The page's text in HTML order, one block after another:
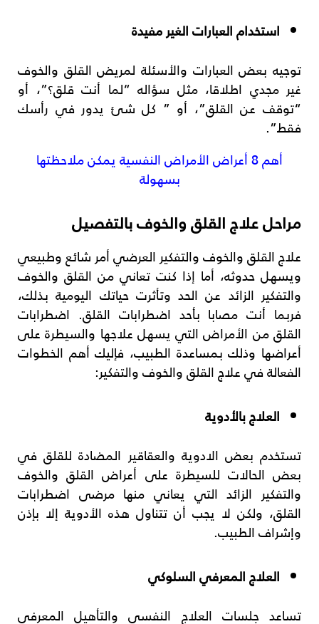
استخدام العبارات الغير مفيدة
توجيه بعض العبارات والأسئلة لمريض القلق والخوف
غير مجدي اطلاقا، مثل سؤاله “لما أنت قلق؟”، أو
“توقف عن القلق”، أو ” كل شئ يدور في رأسك
فقط”.
أهم 8 أعراض الأمراض النفسية يمكن ملاحظتها
بسهولة
مراحل علاج القلق والخوف بالتفصيل
علاج القلق والخوف والتفكير العرضي أمر شائع وطبيعي
ويسهل حدوثه، أما إذا كنت تعاني من القلق والخوف
والتفكير الزائد عن الحد وتأثرت حياتك اليومية بذلك،
فربما أنت مصابا بأحد اضطرابات القلق. اضطرابات
القلق من الأمراض التي يسهل علاجها والسيطرة على
أعراضها وذلك بمساعدة الطبيب، فإليك أهم الخطوات
الفعالة في علاج القلق والخوف والتفكير:
العلاج بالأدوية
تستخدم بعض الادوية والعقاقير المضادة للقلق في
بعض الحالات للسيطرة على أعراض القلق والخوف
والتفكير الزائد التي يعاني منها مرضى اضطرابات
القلق، ولكن لا يجب أن تتناول هذه الأدوية إلا بإذن
وإشراف الطبيب.
العلاج المعرفي السلوكي
تساعد جلسات العلاج النفسي والتأهيل المعرفي